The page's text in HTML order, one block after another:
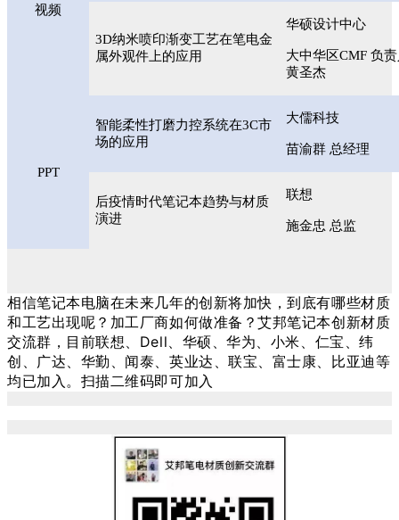
视频
3D纳米喷印渐变工艺在笔电金
属外观件上的应用
华硕设计中心
大中华区CMF 负
黄圣杰
PPT
智能柔性打磨力控系统在3C市
场的应用
大儒科技
苗渝群 总经理
后疫情时代笔记本趋势与材质
演进
联想
施金忠 总监
相信笔记本电脑在未来几年的创新将加快，到底有哪些材质
和工艺出现呢？加工厂商如何做准备？艾邦笔记本创新材质
交流群，目前联想、Dell、华硕、华为、小米、仁宝、纬
创、广达、华勤、闻泰、英业达、联宝、富士康、比亚迪等
均已加入。扫描二维码即可加入